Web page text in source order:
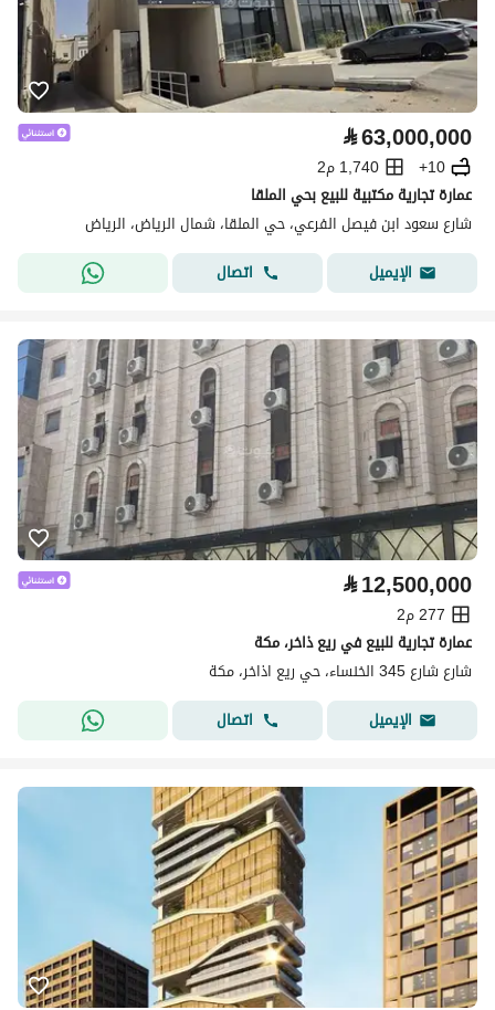
⃁63,000,000
10+
1,740 م2
عمارة تجارية مكتبية للبيع بحي الملقا
شارع سعود ابن فيصل الفرعي، حي الملقا، شمال الرياض، الرياض
الإيميل
اتصال
⃁12,500,000
277 م2
عمارة تجارية للبيع في ريع ذاخر، مكة
شارع شارع 345 الخنساء، حي ريع اذاخر، مكة
الإيميل
اتصال